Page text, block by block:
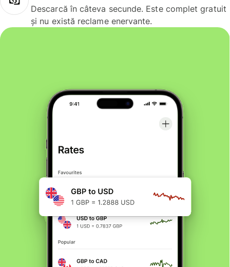
Descarcă în câteva secunde. Este complet gratuit
și nu există reclame enervante.